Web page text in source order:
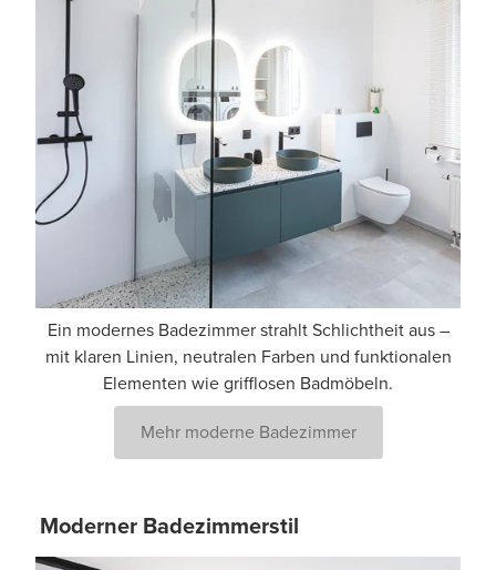
Ein modernes Badezimmer strahlt Schlichtheit aus –
mit klaren Linien, neutralen Farben und funktionalen
Elementen wie grifflosen Badmöbeln.
Mehr moderne Badezimmer
Moderner Badezimmerstil